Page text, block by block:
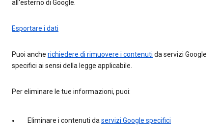
all'esterno di Google.
Esportare i dati
Puoi anche richiedere di rimuovere i contenuti da servizi Google
specifici ai sensi della legge applicabile.
Per eliminare le tue informazioni, puoi:
Eliminare i contenuti da servizi Google specifici